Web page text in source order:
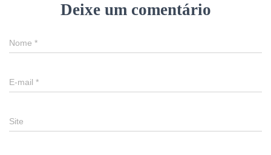
Deixe um comentário
Nome *
E-mail *
Site